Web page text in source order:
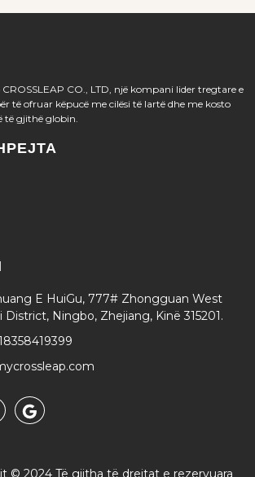
CO., LTD, një kompani lider tregtare e
të ofruar këpucë me cilësi të lartë dhe me kosto
të gjithë globin.
E HuiGu, 777# Zhongguan West
District, Ningbo, Zhejiang, Kinë 315201.
© 2024 Të gjitha të drejtat e rezervuara